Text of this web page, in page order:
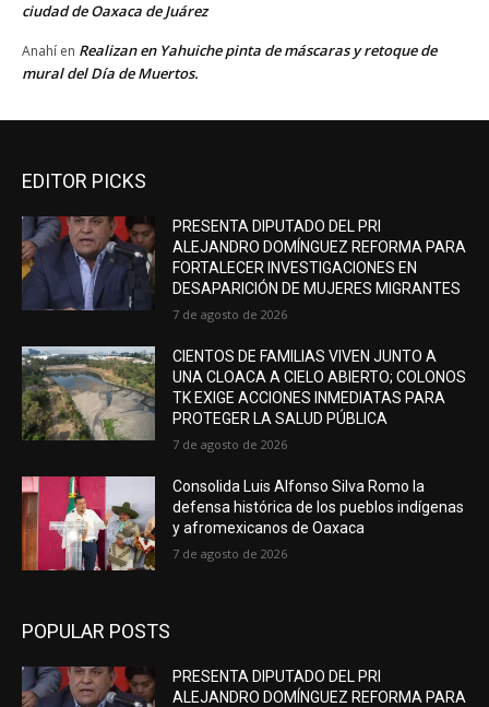
ciudad de Oaxaca de Juárez
Anahí en Realizan en Yahuiche pinta de máscaras y retoque de
mural del Día de Muertos.
EDITOR PICKS
PRESENTA DIPUTADO DEL PRI
ALEJANDRO DOMÍNGUEZ REFORMA PARA
FORTALECER INVESTIGACIONES EN
DESAPARICIÓN DE MUJERES MIGRANTES
7 de agosto de 2026
CIENTOS DE FAMILIAS VIVEN JUNTO A
UNA CLOACA A CIELO ABIERTO; COLONOS
TK EXIGE ACCIONES INMEDIATAS PARA
PROTEGER LA SALUD PÚBLICA
7 de agosto de 2026
Consolida Luis Alfonso Silva Romo la
defensa histórica de los pueblos indígenas
y afromexicanos de Oaxaca
7 de agosto de 2026
POPULAR POSTS
PRESENTA DIPUTADO DEL PRI
ALEJANDRO DOMÍNGUEZ REFORMA PARA